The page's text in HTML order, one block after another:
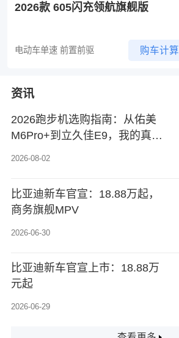
2026款 605闪充领航旗舰版
电动车单速 前置前驱 购车计算
资讯
2026跑步机选购指南：从佑美
M6Pro+到立久佳E9，我的真实
2026-08-02
比亚迪新车官宣：18.88万起，
商务旗舰MPV
2026-06-30
比亚迪新车官宣上市：18.88万
元起
2026-06-29